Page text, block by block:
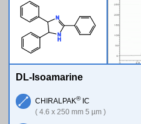
N
H
N
DL-Isoamarine
CHIRALPAK®IC
( 4.6 x 250 mm 5 µm )